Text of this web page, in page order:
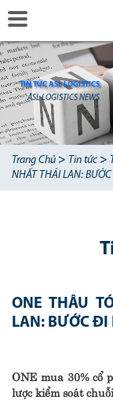
TIN TỨC ASL LOGISTICS
ASL LOGISTICS NEWS
Trang Chủ > Tin tức >
NHẤT THÁI LAN:
ONE THÂU
LAN: BƯỚC ĐI
ONE mua 30% cổ
lược kiểm soát